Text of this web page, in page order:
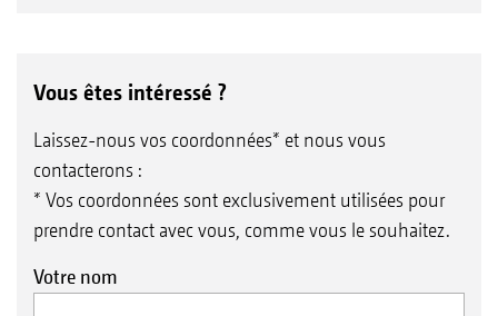
Vous êtes intéressé ?
Laissez-nous vos coordonnées* et nous vous
contacterons :
* Vos coordonnées sont exclusivement utilisées pour
prendre contact avec vous, comme vous le souhaitez.
Votre nom